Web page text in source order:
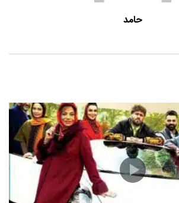
حامد